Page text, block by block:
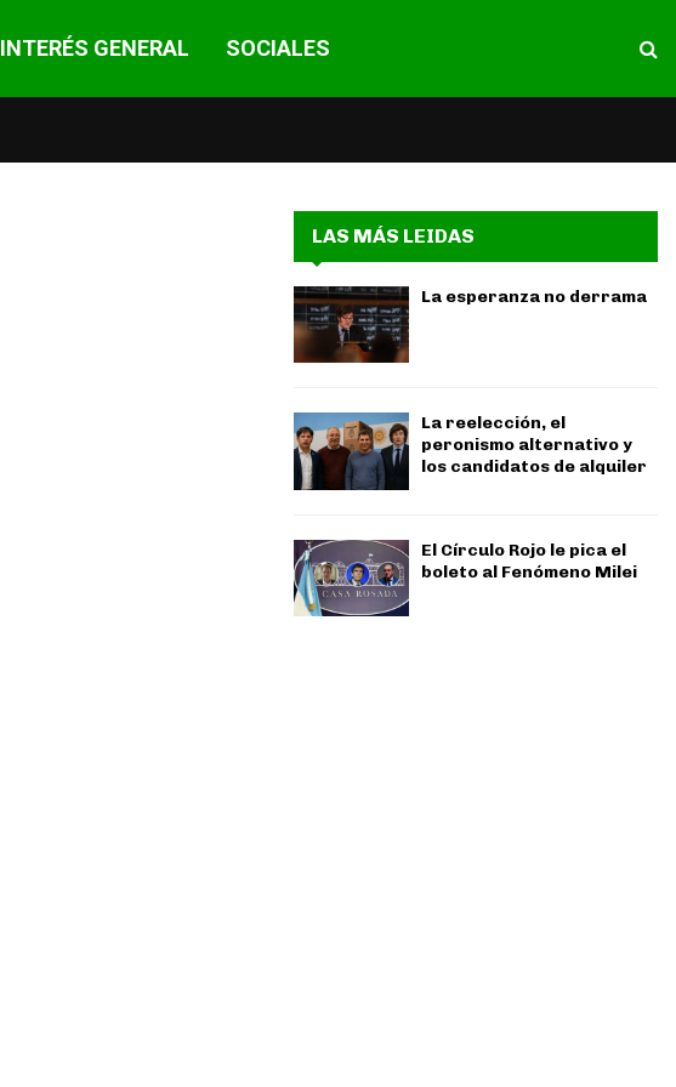
INTERÉS GENERAL SOCIALES
LAS MÁS LEIDAS
La esperanza no derrama
La reelección, el
peronismo alternativo y
los candidatos de alquiler
El Círculo Rojo le pica el
boleto al Fenómeno Milei